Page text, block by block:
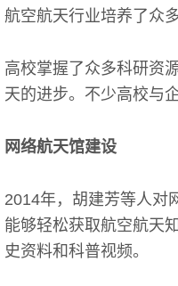
航空航天行业培养了众
高校掌握了众多科研资
天的进步。不少高校与
网络航天馆建设
2014年，胡建芳等人对
能够轻松获取航空航天
史资料和科普视频。